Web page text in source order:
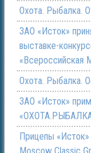
Охота. Рыбалка.
ЗАО «Исток»
выставке-
«Всероссийская
Охота. Рыбалка.
ЗАО «Исток»
Прицепы «Исток»